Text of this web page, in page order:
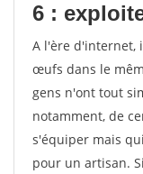
6 :
A l'ère d'internet,
œufs dans le
gens n'ont tout
notamment, de
s'équiper mais
pour un artisan.